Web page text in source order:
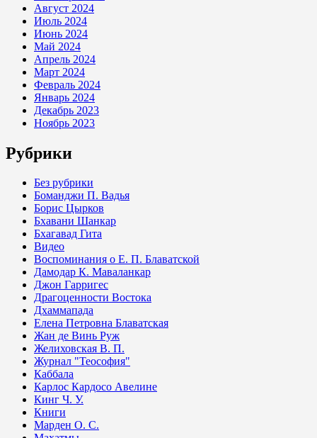
Август 2024
Июль 2024
Июнь 2024
Май 2024
Апрель 2024
Март 2024
Февраль 2024
Январь 2024
Декабрь 2023
Ноябрь 2023
Рубрики
Без рубрики
Боманджи П. Вадья
Борис Цырков
Бхавани Шанкар
Бхагавад Гита
Видео
Воспоминания о Е. П. Блаватской
Дамодар К. Маваланкар
Джон Гарригес
Драгоценности Востока
Дхаммапада
Елена Петровна Блаватская
Жан де Винь Руж
Желиховская В. П.
Журнал "Теософия"
Каббала
Карлос Кардосо Авелине
Кинг Ч. У.
Книги
Марден О. С.